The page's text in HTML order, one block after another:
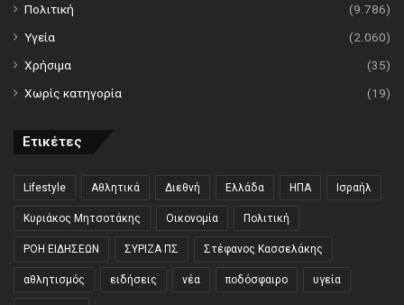
Πολιτική
(9.786)
Υγεία
(2.060)
Χρήσιμα
(35)
Χωρίς κατηγορία
(19)
Ετικέτες
Lifestyle Αθλητικά Διεθνή Ελλάδα ΗΠΑ Ισραήλ
Κυριάκος Μητσοτάκης Οικονομία Πολιτική
ΡΟΗ ΕΙΔΗΣΕΩΝ ΣΥΡΙΖΑ ΠΣ Στέφανος Κασσελάκης
αθλητισμός ειδήσεις νέα ποδόσφαιρο υγεία